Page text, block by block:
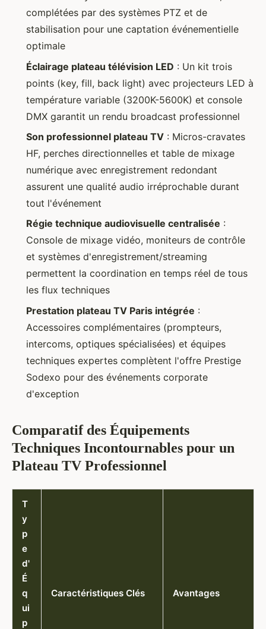
complétées par des systèmes PTZ et de
stabilisation pour une captation événementielle
optimale
Éclairage plateau télévision LED : Un kit trois
points (key, fill, back light) avec projecteurs LED à
température variable (3200K-5600K) et console
DMX garantit un rendu broadcast professionnel
Son professionnel plateau TV : Micros-cravates
HF, perches directionnelles et table de mixage
numérique avec enregistrement redondant
assurent une qualité audio irréprochable durant
tout l'événement
Régie technique audiovisuelle centralisée :
Console de mixage vidéo, moniteurs de contrôle
et systèmes d'enregistrement/streaming
permettent la coordination en temps réel de tous
les flux techniques
Prestation plateau TV Paris intégrée :
Accessoires complémentaires (prompteurs,
intercoms, optiques spécialisées) et équipes
techniques expertes complètent l'offre Prestige
Sodexo pour des événements corporate
d'exception
Comparatif des Équipements
Techniques Incontournables pour un
Plateau TV Professionnel
T
y
p
e
d'
É
q
ui
p
Caractéristiques Clés Avantages